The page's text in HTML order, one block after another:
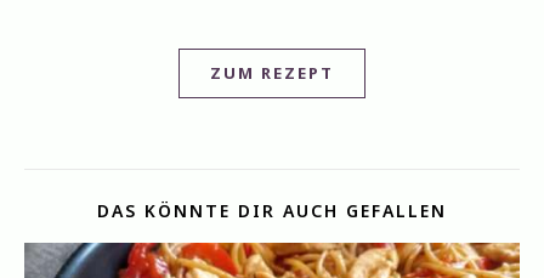
ZUM REZEPT
DAS KÖNNTE DIR AUCH GEFALLEN